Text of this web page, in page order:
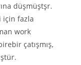
düşmüştşr.
için fazla
work
çatışmış,